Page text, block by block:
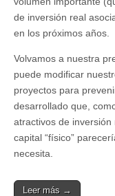
de inversión real
en los próximos años.
Volvamos a nuestra
puede modificar
proyectos para
desarrollado que,
atractivos de
capital “físico”
necesita.
Leer más →